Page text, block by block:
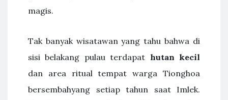
magis.
Tak banyak wisatawan yang tahu bahwa di
sisi belakang pulau terdapat hutan kecil
dan area ritual tempat warga Tionghoa
bersembahyang setiap tahun saat Imlek.